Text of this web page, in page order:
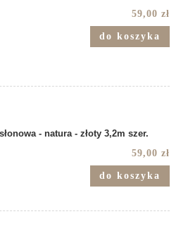
59,00 zł
do koszyka
- natura - złoty 3,2m szer.
59,00 zł
do koszyka